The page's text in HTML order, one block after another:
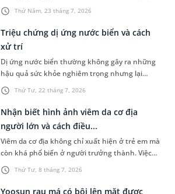
Thứ Năm, 23 tháng 7, 2026
khiến người bệnh rất khó chịu. Do đó, người
bệnh cần biết cách chăm sóc cơ thể để cảm
thấy dễ chịu hơn và tránh ảnh hưởng đến công
việc, sinh hoạt hàng ngày. Theo kinh nghiệm
dân gian, cần kiêng gió khi bị nổi mày đay. Vậy
thực hư ra sao? Bị mày đay kiêng gió không và
cần kiêng những gì để nhanh khỏi bệnh?
Thứ Tư, 22 tháng 7, 2026
Triệu chứng dị ứng nước biển và cách
xử trí
Dị ứng nước biển thường không gây ra những
hậu quả sức khỏe nghiêm trọng nhưng lại
khiến người bệnh rất khó chịu. Bài viết dưới
đây sẽ giúp bạn hiểu rõ để nhận biết triệu
chứng dị ứng với nước biến và đưa ra một số
gợi ý xử trí, kiểm soát hiệu quả tình trạng này.
Thứ Tư, 8 tháng 7, 2026
Nhận biết hình ảnh viêm da cơ địa
người lớn và cách điều...
Viêm da cơ địa không chỉ xuất hiện ở trẻ em mà
còn khá phổ biến ở người trưởng thành. Việc
nhận biết sớm hình ảnh viêm da cơ địa người
lớn có thể giúp người bệnh chủ động thăm
khám, điều trị đúng cách và hạn chế các biến
Yoosun rau má có bôi lên mặt được